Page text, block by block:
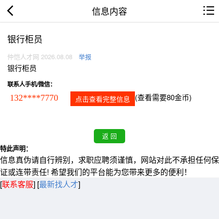
信息内容
银行柜员
仲恺人才网 2026.08.08 举报
银行柜员
联系人手机/微信：
132****7770 点击查看完整信息 (查看需要80金币)
特此声明：
信息真伪请自行辨别，求职应聘须谨慎，网站对此不承担任何保
证或连带责任! 希望我们的平台能为您带来更多的便利！
[联系客服] [最新找人才]